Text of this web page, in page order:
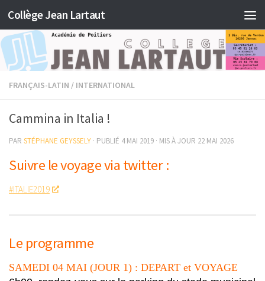
Skip to content
Collège Jean Lartaut
FRANÇAIS-LATIN / INTERNATIONAL
Cammina in Italia !
PAR STÉPHANE GEYSSELY · PUBLIÉ 4 MAI 2019 · MIS À JOUR 22 MAI 2026
Suivre le voyage via twitter :
#ITALIE2019
Le programme
SAMEDI 04 MAI (JOUR 1) : DEPART et VOYAGE